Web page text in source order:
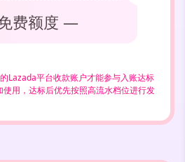
费额度 —
Lazada平台收款账户才能参与入账达标
用，达标后优先按照高流水档位进行发